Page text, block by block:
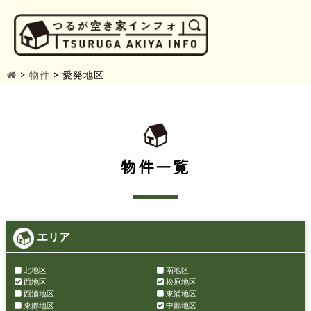
> 物件 > 愛発地区
物件一覧
エリア
北地区
南地区
西地区
松原地区
西浦地区
東浦地区
東郷地区
中郷地区